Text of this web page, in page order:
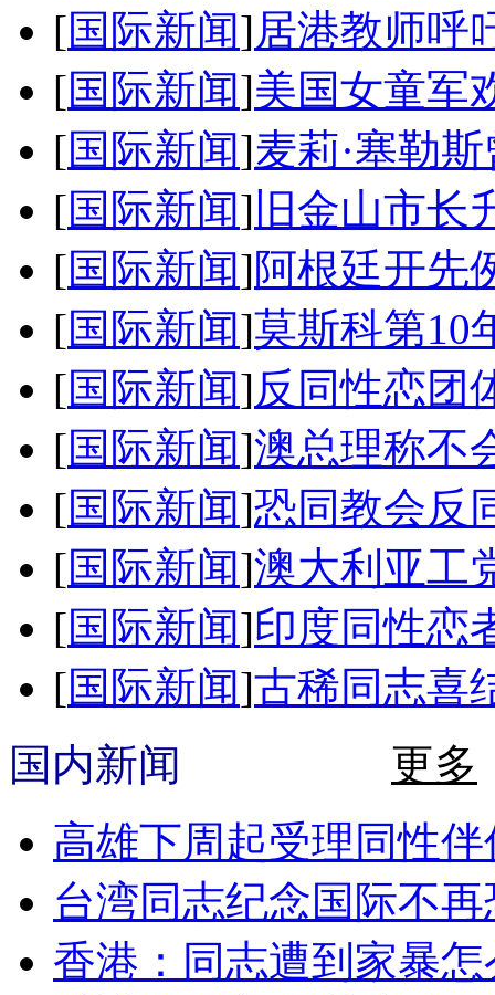
[国际新闻]居港教师呼
[国际新闻]美国女童军
[国际新闻]麦莉·塞勒
[国际新闻] 旧金山市
[国际新闻]阿根廷开先
[国际新闻]莫斯科第10
[国际新闻]反同性恋团
[国际新闻]澳总理称不
[国际新闻]恐同教会反
[国际新闻]澳大利亚工
[国际新闻]印度同性恋
[国际新闻]古稀同志喜
国内新闻
更多
高雄下周起受理同性
台湾同志纪念国际不
香港：同志遭到家暴